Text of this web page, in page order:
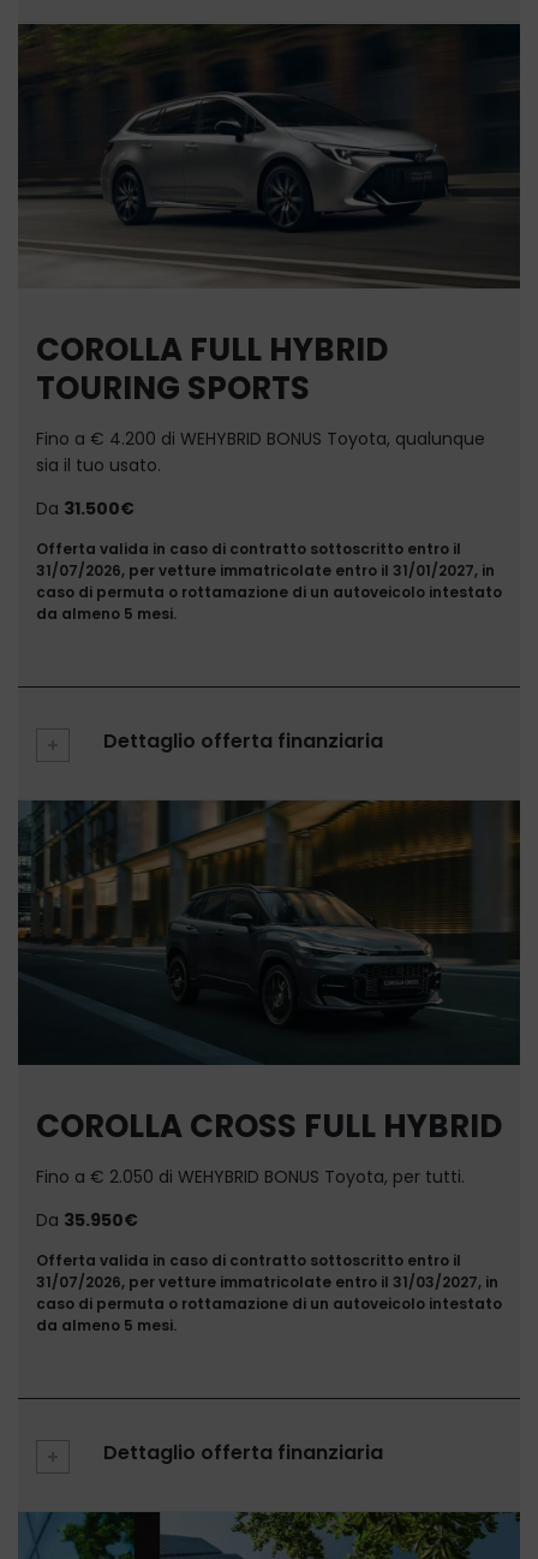
COROLLA FULL HYBRID
TOURING SPORTS
Fino a € 4.200 di WEHYBRID BONUS Toyota, qualunque
sia il tuo usato.
Da 31.500€
Offerta valida in caso di contratto sottoscritto entro il
31/07/2026, per vetture immatricolate entro il 31/01/2027, in
caso di permuta o rottamazione di un autoveicolo intestato
da almeno 5 mesi.
Dettaglio offerta finanziaria
COROLLA CROSS FULL HYBRID
Fino a € 2.050 di WEHYBRID BONUS Toyota, per tutti.
Da 35.950€
Offerta valida in caso di contratto sottoscritto entro il
31/07/2026, per vetture immatricolate entro il 31/03/2027, in
caso di permuta o rottamazione di un autoveicolo intestato
da almeno 5 mesi.
Dettaglio offerta finanziaria